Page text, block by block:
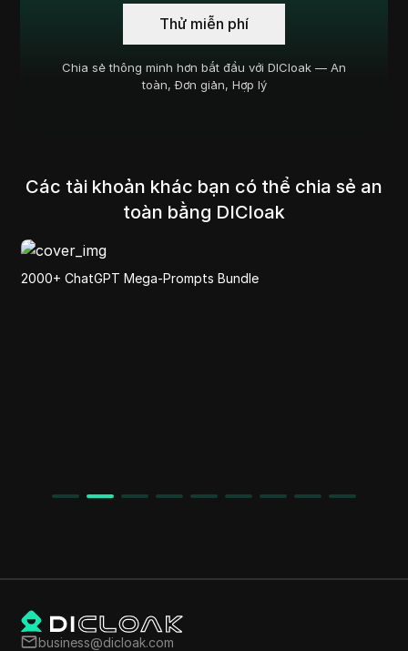
Thử miễn phí
Chia sẻ thông minh hơn bắt đầu với DICloak — An
toàn, Đơn giản, Hợp lý
Các tài khoản khác bạn có thể chia sẻ an
toàn bằng DICloak
business@dicloak.com